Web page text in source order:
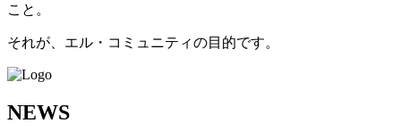
こと。
それが、エル・コミュニティの目的です。
NEWS